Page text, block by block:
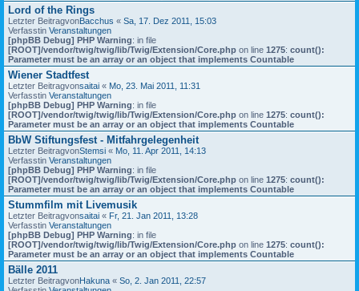
Lord of the Rings
Letzter BeitragvonBacchus « Sa, 17. Dez 2011, 15:03
Verfasstin Veranstaltungen
[phpBB Debug] PHP Warning: in file
[ROOT]/vendor/twig/twig/lib/Twig/Extension/Core.php on line 1275: count():
Parameter must be an array or an object that implements Countable
Wiener Stadtfest
Letzter Beitragvonsaitai « Mo, 23. Mai 2011, 11:31
Verfasstin Veranstaltungen
[phpBB Debug] PHP Warning: in file
[ROOT]/vendor/twig/twig/lib/Twig/Extension/Core.php on line 1275: count():
Parameter must be an array or an object that implements Countable
BbW Stiftungsfest - Mitfahrgelegenheit
Letzter BeitragvonStemsi « Mo, 11. Apr 2011, 14:13
Verfasstin Veranstaltungen
[phpBB Debug] PHP Warning: in file
[ROOT]/vendor/twig/twig/lib/Twig/Extension/Core.php on line 1275: count():
Parameter must be an array or an object that implements Countable
Stummfilm mit Livemusik
Letzter Beitragvonsaitai « Fr, 21. Jan 2011, 13:28
Verfasstin Veranstaltungen
[phpBB Debug] PHP Warning: in file
[ROOT]/vendor/twig/twig/lib/Twig/Extension/Core.php on line 1275: count():
Parameter must be an array or an object that implements Countable
Bälle 2011
Letzter BeitragvonHakuna « So, 2. Jan 2011, 22:57